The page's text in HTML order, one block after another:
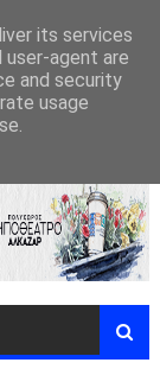
its services
user-agent are
and security
usage